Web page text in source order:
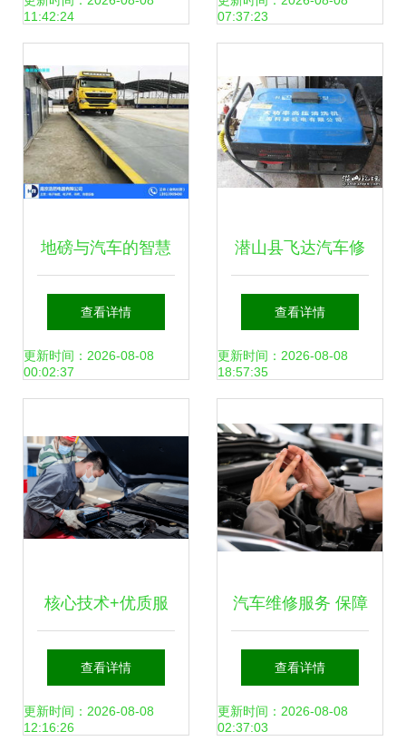
11:42:24
车维修
07:37:23
地磅与汽车的智慧
应用 厂中厂（浩然
大名）产品显奇
查看详情
更新时间：2026-08-08
00:02:37
潜山县飞达汽车修
理厂 专业汽车维
修，为您的爱车保
查看详情
更新时间：2026-08-08
18:57:35
核心技术+优质服
务 比亚迪销量飞升
的背后密码
查看详情
更新时间：2026-08-08
12:16:26
汽车维修服务 保障
行车安全与性能的
关键
查看详情
更新时间：2026-08-08
02:37:03